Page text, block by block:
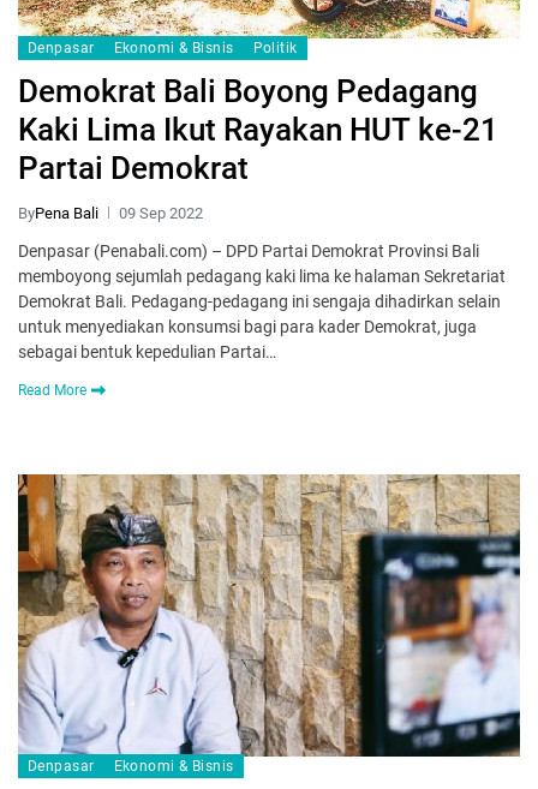
Denpasar Ekonomi & Bisnis Politik
Demokrat Bali Boyong Pedagang
Kaki Lima Ikut Rayakan HUT ke-21
Partai Demokrat
ByPena Bali 09 Sep 2022
Denpasar (Penabali.com) – DPD Partai Demokrat Provinsi Bali
memboyong sejumlah pedagang kaki lima ke halaman Sekretariat
Demokrat Bali. Pedagang-pedagang ini sengaja dihadirkan selain
untuk menyediakan konsumsi bagi para kader Demokrat, juga
sebagai bentuk kepedulian Partai…
Read More
Denpasar Ekonomi & Bisnis